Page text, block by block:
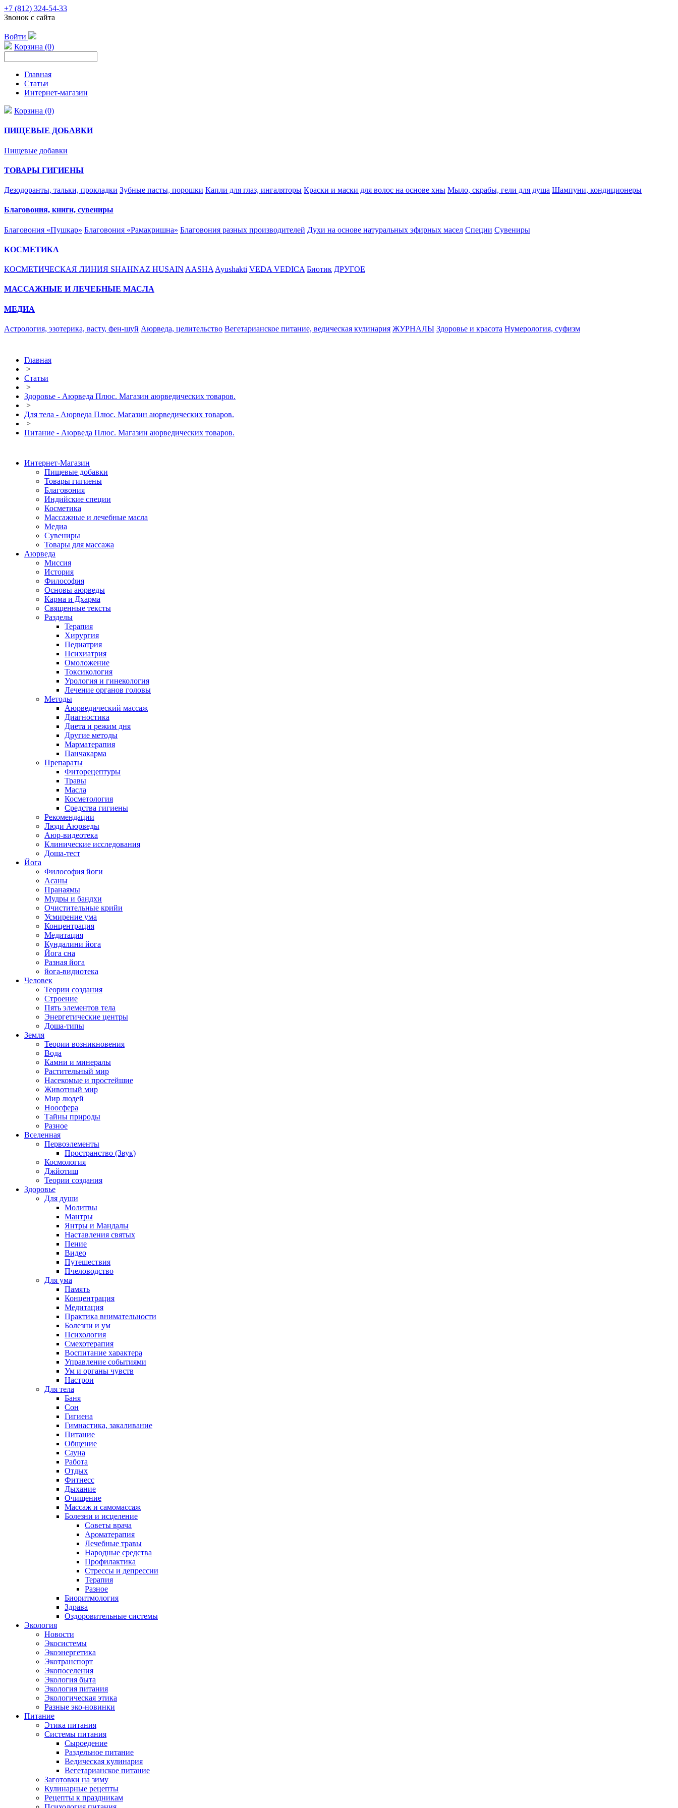
+7 (812) 324-54-33
Звонок с сайта
Войти
Корзина (0)
Главная
Статьи
Интернет-магазин
Корзина (0)
ПИЩЕВЫЕ ДОБАВКИ
Пищевые добавки
ТОВАРЫ ГИГИЕНЫ
Дезодоранты, тальки, прокладки Зубные пасты, порошки Капли для глаз, ингаляторы Краски и маски для волос на основе хны Мыло, скрабы, гели для душа Шампуни, кондиционеры
Благовония, книги, сувениры
Благовония «Пушкар» Благовония «Рамакришна» Благовония разных производителей Духи на основе натуральных эфирных масел Специи Сувениры
КОСМЕТИКА
КОСМЕТИЧЕСКАЯ ЛИНИЯ SHAHNAZ HUSAIN AASHA Ayushakti VEDA VEDICA Биотик ДРУГОЕ
МАССАЖНЫЕ И ЛЕЧЕБНЫЕ МАСЛА
МЕДИА
Астрология, эзотерика, васту, фен-шуй Аюрведа, целительство Вегетарианское питание, ведическая кулинария ЖУРНАЛЫ Здоровье и красота Нумерология, суфизм
Главная
>
Статьи
>
Здоровье - Аюрведа Плюс. Магазин аюрведических товаров.
>
Для тела - Аюрведа Плюс. Магазин аюрведических товаров.
>
Питание - Аюрведа Плюс. Магазин аюрведических товаров.
Интернет-Магазин
Пищевые добавки
Товары гигиены
Благовония
Индийские специи
Косметика
Массажные и лечебные масла
Медиа
Сувениры
Товары для массажа
Аюрведа
Миссия
История
Философия
Основы аюрведы
Карма и Дхарма
Священные тексты
Разделы
Терапия
Хирургия
Педиатрия
Психиатрия
Омоложение
Токсикология
Урология и гинекология
Лечение органов головы
Методы
Аюрведический массаж
Диагностика
Диета и режим дня
Другие методы
Марматерапия
Панчакарма
Препараты
Фиторецептуры
Травы
Масла
Косметология
Средства гигиены
Рекомендации
Люди Аюрведы
Аюр-видеотека
Клинические исследования
Доша-тест
Йога
Философия йоги
Асаны
Пранаямы
Мудры и бандхи
Очистительные крийи
Усмирение ума
Концентрация
Медитация
Кундалини йога
Йога сна
Разная йога
йога-видиотека
Человек
Теории создания
Строение
Пять элементов тела
Энергетические центры
Доша-типы
Земля
Теории возникновения
Вода
Камни и минералы
Растительный мир
Насекомые и простейшие
Животный мир
Мир людей
Ноосфера
Тайны природы
Разное
Вселенная
Первоэлементы
Пространство (Звук)
Космология
Джйотиш
Теории создания
Здоровье
Для души
Молитвы
Мантры
Янтры и Мандалы
Наставления святых
Пение
Видео
Путешествия
Пчеловодство
Для ума
Память
Концентрация
Медитация
Практика внимательности
Болезни и ум
Психология
Смехотерапия
Воспитание характера
Управление событиями
Ум и органы чувств
Настрои
Для тела
Баня
Сон
Гигиена
Гимнастика, закаливание
Питание
Общение
Сауна
Работа
Отдых
Фитнесс
Дыхание
Очищение
Массаж и самомассаж
Болезни и исцеление
Советы врача
Ароматерапия
Лечебные травы
Народные средства
Профилактика
Стрессы и депрессии
Терапия
Разное
Биоритмология
Здрава
Оздоровительные системы
Экология
Новости
Экосистемы
Экоэнергетика
Экотранспорт
Экопоселения
Экология быта
Экология питания
Экологическая этика
Разные эко-новинки
Питание
Этика питания
Системы питания
Сыроедение
Раздельное питание
Ведическая кулинария
Вегетарианское питание
Заготовки на зиму
Кулинарные рецепты
Рецепты к праздникам